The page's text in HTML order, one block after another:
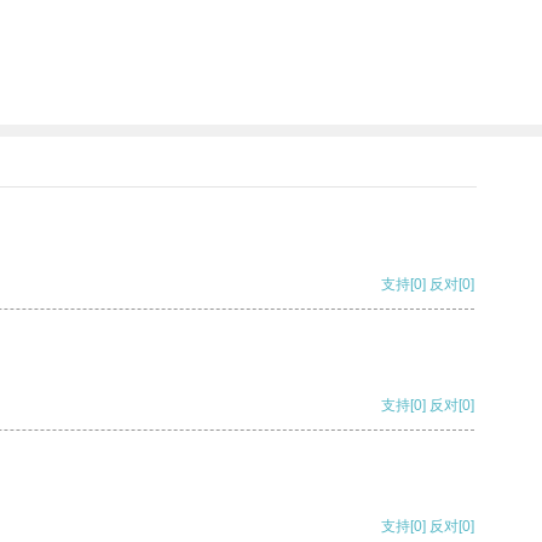
支持[0] 反对[0]
支持[0] 反对[0]
支持[0] 反对[0]